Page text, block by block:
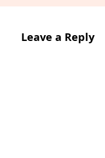
Leave a Reply